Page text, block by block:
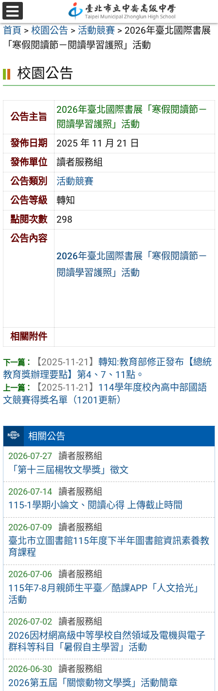
跳
至
主
容
選
單
首頁 > 校園公告 > 活動競賽 > 2026年臺北國際書展
「寒假閱讀節－閱讀學習護照」活動
相關公告
2026-07-27 讀者服務組
「第十三屆楊牧文學獎」徵文
2026-07-14 讀者服務組
115-1學期小論文、閱讀心得 上傳截止時間
2026-07-09 讀者服務組
臺北市立圖書館115年度下半年圖書館資訊素養教
育課程
2026-07-06 讀者服務組
115年7-8月親師生平臺／酷課APP「人文拾光」
活動
2026-07-02 讀者服務組
2026因材網高級中等學校自然領域及電機與電子
群科等科目「暑假自主學習」活動
2026-06-30 讀者服務組
2026第五屆「關懷動物文學獎」活動簡章
校園公告
公告主旨
2026年臺北國際書展「寒假閱讀節－
閱讀學習護照」活動
發佈日期
2025 年 11 月 21 日
發佈單位
讀者服務組
公告類別
活動競賽
公告等級
轉知
點閱次數
298
公告內容
2026年臺北國際書展「寒假閱讀節－
閱讀學習護照」活動
相關附件
【2025-11-21】 轉知:教育部修正發布【總統
教育獎辦理要點】第4、7、11點。
【2025-11-21】 114學年度校內高中部國語
文競賽得獎名單（1201更新）